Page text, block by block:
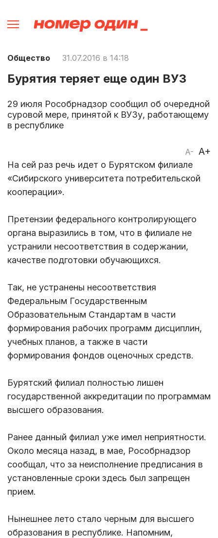
Общество 31.07.2016 в 14:18
Бурятия теряет еще один ВУЗ
29 июля Рособрнадзор сообщил об очередной
суровой мере, принятой к ВУЗу, работающему
в республике
A- A+
На сей раз речь идет о Бурятском филиале
«Сибирского университета потребительской
кооперации».
Претензии федерального контролирующего
органа выразились в том, что в филиале не
устранили несоответствия в содержании,
качестве подготовки обучающихся.
Так, не устранены несоответствия
Федеральным Государственным
Образовательным Стандартам в части
формирования рабочих программ дисциплин,
учебных планов, а также в части
формирования фондов оценочных средств.
Бурятский филиал полностью лишен
государственной аккредитации по программам
высшего образования.
Ранее данный филиал уже имел неприятности.
Около месяца назад, в мае, Рособрнадзор
сообщал, что за неисполнение предписания в
установленные сроки здесь был запрещен
прием.
Нынешнее лето стало черным для высшего
образования в республике. Напомним,